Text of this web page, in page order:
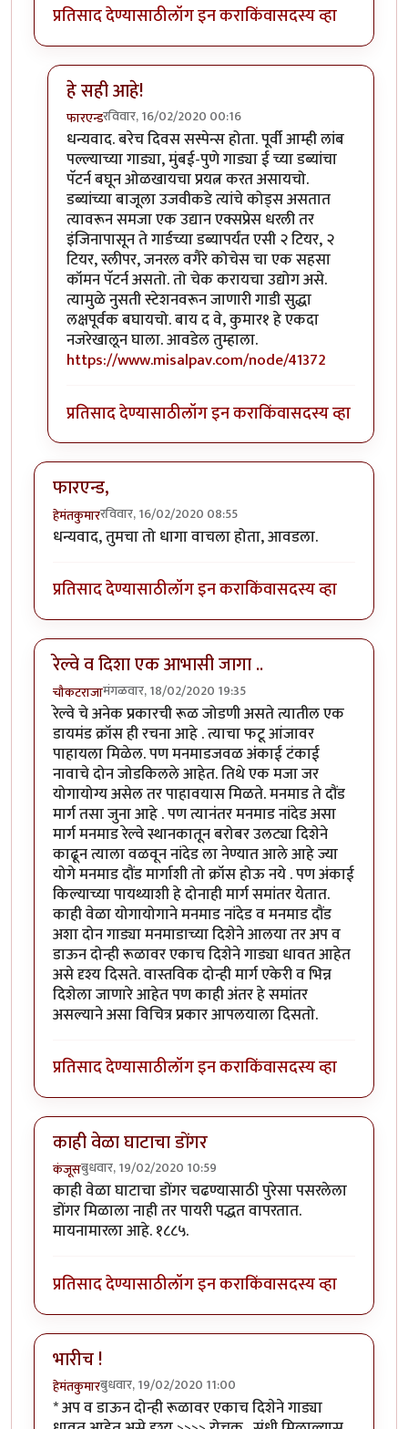
प्रतिसाद देण्यासाठीलॉग इन कराकिंवासदस्य व्हा
हे सही आहे!
फारएन्डरविवार, 16/02/2020 00:16
In reply toआणि हे हिंदी बघा ..byहेमंतकुमार
धन्यवाद. बरेच दिवस सस्पेन्स होता. पूर्वी आम्ही लांब
पल्ल्याच्या गाड्या, मुंबई-पुणे गाड्या ई च्या डब्यांचा
पॅटर्न बघून ओळखायचा प्रयत्न करत असायचो.
डब्यांच्या बाजूला उजवीकडे त्यांचे कोड्स असतात
त्यावरून समजा एक उद्यान एक्सप्रेस धरली तर
इंजिनापासून ते गार्डच्या डब्यापर्यंत एसी २ टियर, २
टियर, स्लीपर, जनरल वगैरे कोचेस चा एक सहसा
कॉमन पॅटर्न असतो. तो चेक करायचा उद्योग असे.
त्यामुळे नुसती स्टेशनवरून जाणारी गाडी सुद्धा
लक्षपूर्वक बघायचो. बाय द वे, कुमार१ हे एकदा
नजरेखालून घाला. आवडेल तुम्हाला.
https://www.misalpav.com/node/41372
प्रतिसाद देण्यासाठीलॉग इन कराकिंवासदस्य व्हा
फारएन्ड,
हेमंतकुमाररविवार, 16/02/2020 08:55
धन्यवाद, तुमचा तो धागा वाचला होता, आवडला.
प्रतिसाद देण्यासाठीलॉग इन कराकिंवासदस्य व्हा
रेल्वे व दिशा एक आभासी जागा ..
चौकटराजामंगळवार, 18/02/2020 19:35
रेल्वे चे अनेक प्रकारची रूळ जोडणी असते त्यातील एक
डायमंड क्रॉस ही रचना आहे . त्याचा फटू आंजावर
पाहायला मिळेल. पण मनमाडजवळ अंकाई टंकाई
नावाचे दोन जोडकिलले आहेत. तिथे एक मजा जर
योगायोग्य असेल तर पाहावयास मिळते. मनमाड ते दौंड
मार्ग तसा जुना आहे . पण त्यानंतर मनमाड नांदेड असा
मार्ग मनमाड रेल्वे स्थानकातून बरोबर उलट्या दिशेने
काढून त्याला वळवून नांदेड ला नेण्यात आले आहे ज्या
योगे मनमाड दौंड मार्गाशी तो क्रॉस होऊ नये . पण अंकाई
किल्याच्या पायथ्याशी हे दोनाही मार्ग समांतर येतात.
काही वेळा योगायोगाने मनमाड नांदेड व मनमाड दौंड
अशा दोन गाड्या मनमाडाच्या दिशेने आलया तर अप व
डाऊन दोन्ही रूळावर एकाच दिशेने गाड्या धावत आहेत
असे दृश्य दिसते. वास्तविक दोन्ही मार्ग एकेरी व भिन्न
दिशेला जाणारे आहेत पण काही अंतर हे समांतर
असल्याने असा विचित्र प्रकार आपलयाला दिसतो.
प्रतिसाद देण्यासाठीलॉग इन कराकिंवासदस्य व्हा
काही वेळा घाटाचा डोंगर
कंजूसबुधवार, 19/02/2020 10:59
काही वेळा घाटाचा डोंगर चढण्यासाठी पुरेसा पसरलेला
डोंगर मिळाला नाही तर पायरी पद्धत वापरतात.
मायनामारला आहे. १८८५.
प्रतिसाद देण्यासाठीलॉग इन कराकिंवासदस्य व्हा
भारीच !
हेमंतकुमारबुधवार, 19/02/2020 11:00
* अप व डाऊन दोन्ही रूळावर एकाच दिशेने गाड्या